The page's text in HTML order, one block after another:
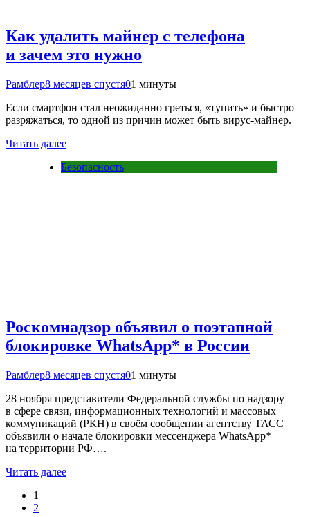
Как удалить майнер с телефона
и зачем это нужно
Рамблер8 месяцев спустя01 минуты
Если смартфон стал неожиданно греться, «тупить» и быстро
разряжаться, то одной из причин может быть вирус-майнер.
Читать далее
Безопасность
Роскомнадзор объявил о поэтапной
блокировке WhatsApp* в России
Рамблер8 месяцев спустя01 минуты
28 ноября представители Федеральной службы по надзору
в сфере связи, информационных технологий и массовых
коммуникаций (РКН) в своём сообщении агентству ТАСС
объявили о начале блокировки мессенджера WhatsApp*
на территории РФ….
Читать далее
1
2